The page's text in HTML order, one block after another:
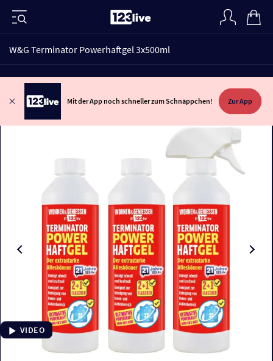
W&G Terminator Powerhaftgel 3x500ml
Mit der App noch schneller zum Schnäppchen! Zur App
VIDEO